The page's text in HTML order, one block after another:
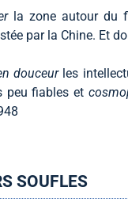
la zone autour du
par la Chine. Et
douceur les
peu fiables et
SOUFLES